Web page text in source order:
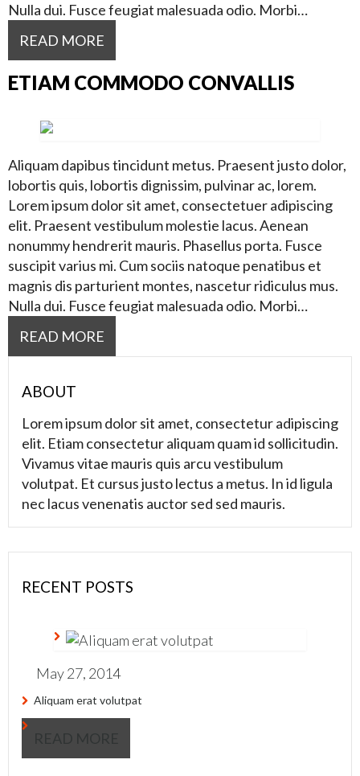
Nulla dui. Fusce feugiat malesuada odio. Morbi…
READ MORE
ETIAM COMMODO CONVALLIS
Aliquam dapibus tincidunt metus. Praesent justo dolor,
lobortis quis, lobortis dignissim, pulvinar ac, lorem.
Lorem ipsum dolor sit amet, consectetuer adipiscing
elit. Praesent vestibulum molestie lacus. Aenean
nonummy hendrerit mauris. Phasellus porta. Fusce
suscipit varius mi. Cum sociis natoque penatibus et
magnis dis parturient montes, nascetur ridiculus mus.
Nulla dui. Fusce feugiat malesuada odio. Morbi…
READ MORE
ABOUT
Lorem ipsum dolor sit amet, consectetur adipiscing
elit. Etiam consectetur aliquam quam id sollicitudin.
Vivamus vitae mauris quis arcu vestibulum
volutpat. Et cursus justo lectus a metus. In id ligula
nec lacus venenatis auctor sed sed mauris.
RECENT POSTS
May 27, 2014
Aliquam erat volutpat
READ MORE